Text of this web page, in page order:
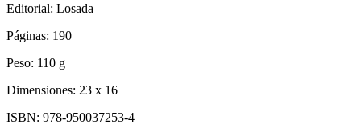
Editorial: Losada
Páginas: 190
Peso: 110 g
Dimensiones: 23 x 16
ISBN: 978-950037253-4